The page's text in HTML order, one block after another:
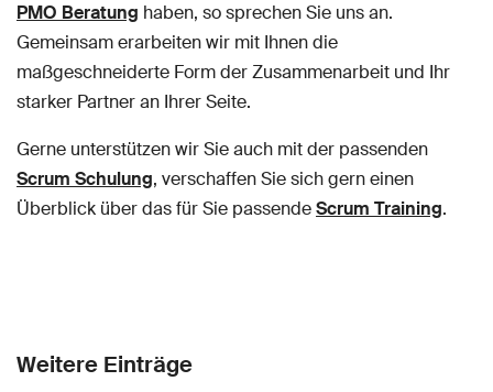
PMO Beratung haben, so sprechen Sie uns an.
Gemeinsam erarbeiten wir mit Ihnen die
maßgeschneiderte Form der Zusammenarbeit und Ihr
starker Partner an Ihrer Seite.
Gerne unterstützen wir Sie auch mit der passenden
Scrum Schulung, verschaffen Sie sich gern einen
Überblick über das für Sie passendeScrum Training.
Weitere Einträge